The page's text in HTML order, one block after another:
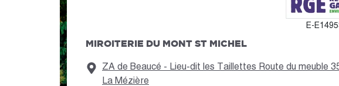
E-
MIROITERIE DU MONT ST MICHEL
ZA de Beaucé - Lieu-dit les Taillettes Route du meuble
La Mézière